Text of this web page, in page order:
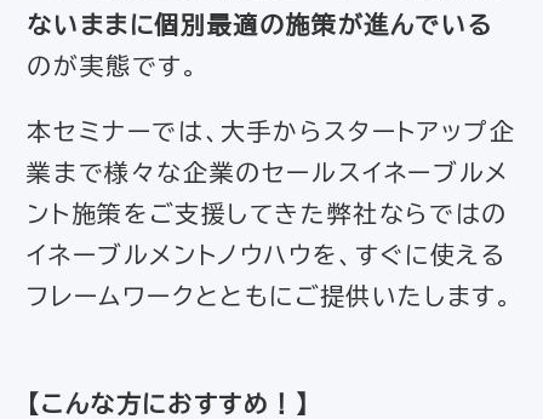
ないままに個別最適の施策が進んでいる
のが実態です。
本セミナーでは、大手からスタートアップ企
業まで様々な企業のセールスイネーブルメ
ント施策をご支援してきた弊社ならではの
イネーブルメントノウハウを、すぐに使える
フレームワークとともにご提供いたします。
【 こんな方におすすめ！ 】